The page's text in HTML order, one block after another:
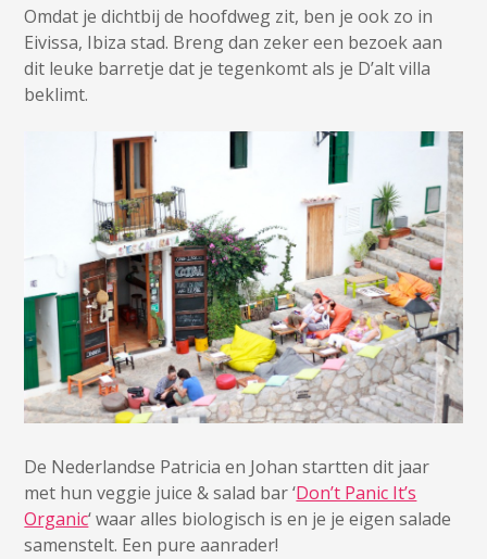
Omdat je dichtbij de hoofdweg zit, ben je ook zo in
Eivissa, Ibiza stad. Breng dan zeker een bezoek aan
dit leuke barretje dat je tegenkomt als je D’alt villa
beklimt.
De Nederlandse Patricia en Johan startten dit jaar
met hun veggie juice & salad bar ‘Don’t Panic It’s
Organic‘ waar alles biologisch is en je je eigen salade
samenstelt. Een pure aanrader!